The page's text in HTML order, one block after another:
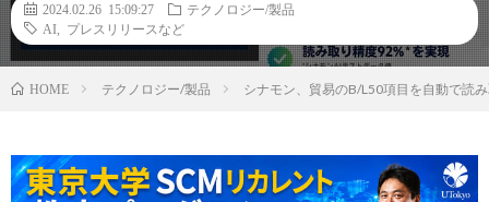
2024.02.26 15:09:27
テクノロジー/製品
AI
プレスリリースなど
HOME テクノロジー/製品 シナモン、貿易のB/L50項目を自動で読